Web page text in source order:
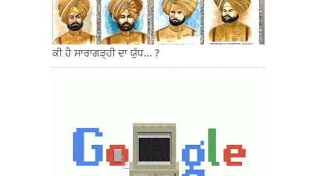
ਕੀ ਹੈ ਸਾਰਾਗੜ੍ਹੀ ਦਾ ਯੁੱਧ... ?